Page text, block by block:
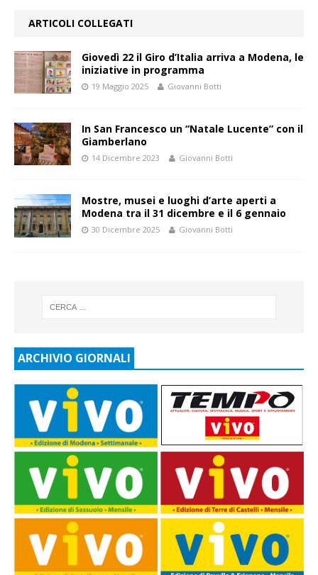
ARTICOLI COLLEGATI
Giovedì 22 il Giro d’Italia arriva a Modena, le
iniziative in programma
19 Maggio 2025 Giovanni Botti
In San Francesco un “Natale Lucente” con il
Giamberlano
14 Dicembre 2023 Giovanni Botti
Mostre, musei e luoghi d’arte aperti a
Modena tra il 31 dicembre e il 6 gennaio
30 Dicembre 2025 Giovanni Botti
ARCHIVIO GIORNALI